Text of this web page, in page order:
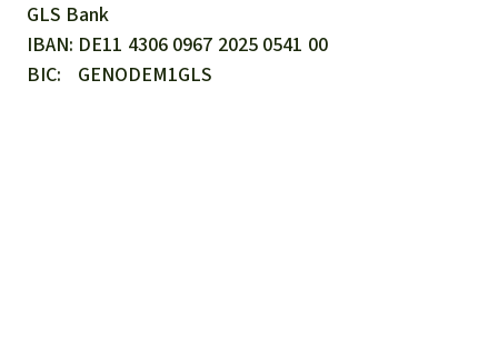
GLS Bank
IBAN DE11 4306 0967 2025 0541 00
BIC
GENODEM1GLS